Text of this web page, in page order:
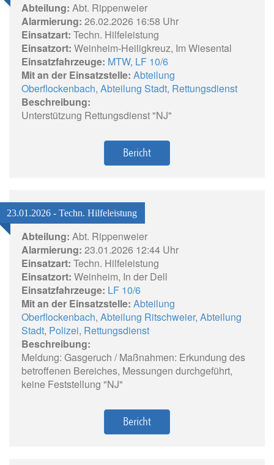
Abteilung: Abt. Rippenweier
Alarmierung: 26.02.2026 16:58 Uhr
Einsatzart: Techn. Hilfeleistung
Einsatzort: Weinheim-Heiligkreuz, Im Wiesental
Einsatzfahrzeuge: MTW, LF 10/6
Mit an der Einsatzstelle: Abteilung
Oberflockenbach, Abteilung Stadt, Rettungsdienst
Beschreibung:
Unterstützung Rettungsdienst "NJ"
Bericht
23.01.2026 - Techn. Hilfeleistung
Abteilung: Abt. Rippenweier
Alarmierung: 23.01.2026 12:44 Uhr
Einsatzart: Techn. Hilfeleistung
Einsatzort: Weinheim, In der Dell
Einsatzfahrzeuge: LF 10/6
Mit an der Einsatzstelle: Abteilung
Oberflockenbach, Abteilung Ritschweier, Abteilung
Stadt, Polizei, Rettungsdienst
Beschreibung:
Meldung: Gasgeruch / Maßnahmen: Erkundung des
betroffenen Bereiches, Messungen durchgeführt,
keine Feststellung "NJ"
Bericht